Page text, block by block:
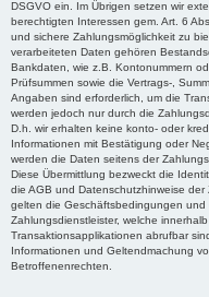
DSGVO ein. Im Übrigen setzen wir
berechtigten Interessen gem. Art. 6
und sichere Zahlungsmöglichkeit zu
verarbeiteten Daten gehören
Bankdaten, wie z.B. Kontonummern
Prüfsummen sowie die Vertrags-,
Angaben sind erforderlich, um die
werden jedoch nur durch die
D.h. wir erhalten keine konto- oder
Informationen mit Bestätigung oder
werden die Daten seitens der
Diese Übermittlung bezweckt die
die AGB und Datenschutzhinweise
gelten die Geschäftsbedingungen und
Zahlungsdienstleister, welche
Transaktionsapplikationen abrufbar
Informationen und Geltendmachung
Betroffenenrechten.